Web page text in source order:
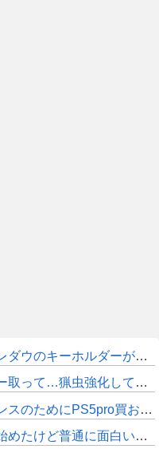
ホルダーが100円で売ってて草
…エキス取って… よし、戦うぞ」←これ
うとしたら転売価格ばかりじゃねーか
けど普通に面白いじゃん